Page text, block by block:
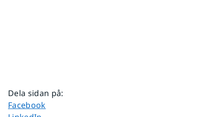
Dela sidan på:
Dela sidan på
Facebook